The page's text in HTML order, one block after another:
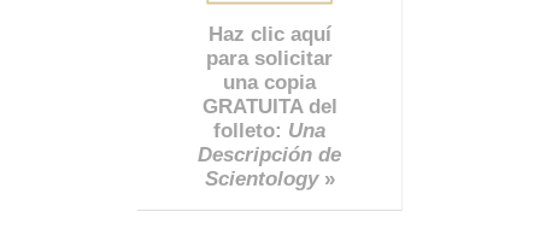
Haz clic aquí
para solicitar
una copia
GRATUITA del
folleto: Una
Descripción de
Scientology»